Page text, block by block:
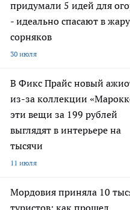
придумали 5 идей для
- идеально спасают в
сорняков
30 июля
В Фикс Прайс новый
из-за коллекции
эти вещи за 199 рублей
выглядят в интерьере на
тысячи
11 июля
Мордовия приняла 10
туристов: как прошел